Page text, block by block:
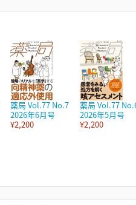
薬局 Vol.77 No.7
2026年6月号
¥2,200
薬局 Vol.77
2026年5月号
¥2,200